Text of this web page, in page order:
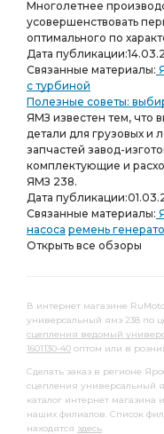
Многолетнее
усовершенствовать
оптимального по
Дата публикации:
Связанные материалы:
с турбиной
Полезные советы:
ЯМЗ известен тем, что
детали для грузовых и
запчастей завод-
комплектующие и
ЯМЗ 238.
Дата публикации:
Связанные материалы:
насоса ремень
Открыть все обзоры
В интернет магазине
универсальный ямз 238 по
сцепления ведомый
1601130-40 оптом или в
Сделать заказ в регионе
сцепления универсальный
каталог интернет
наших филиалов. Список
находятся здесь.